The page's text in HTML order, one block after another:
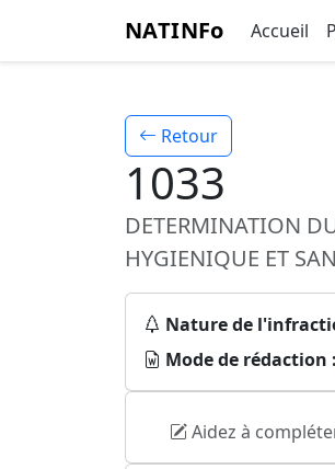
NATINFo Accueil
Retour
1033
DETERMINATION
HYGIENIQUE ET
Nature de
Mode de rédaction :
Aidez à